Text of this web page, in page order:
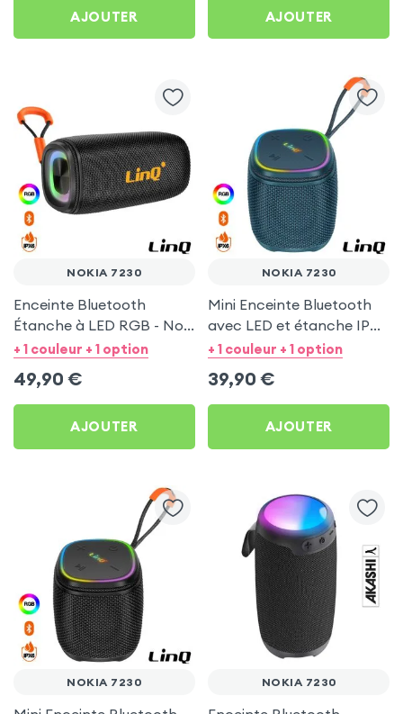
AJOUTER AJOUTER
NOKIA 7230
Enceinte Bluetooth
Étanche à LED RGB - Noir
pour Nokia 7230
+ 1 couleur + 1 option
49,90 €
AJOUTER
NOKIA 7230
Mini Enceinte Bluetooth
avec LED et étanche IPX6
- LinQ Bleu pour Nokia
+ 1 couleur + 1 option
39,90 €
AJOUTER
NOKIA 7230 NOKIA 7230